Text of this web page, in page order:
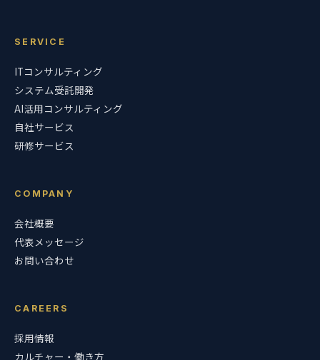
SERVICE
ITコンサルティング
システム受託開発
AI活用コンサルティング
自社サービス
研修サービス
COMPANY
会社概要
代表メッセージ
お問い合わせ
CAREERS
採用情報
カルチャー・働き方